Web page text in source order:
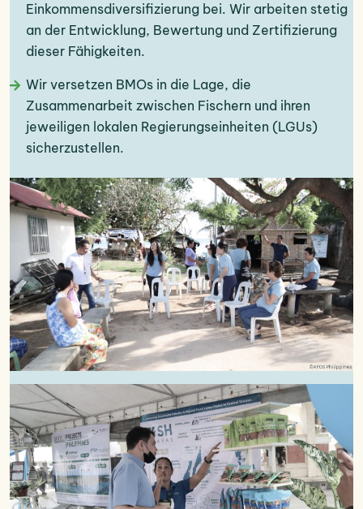
Einkommensdiversifizierung bei. Wir arbeiten stetig
an der Entwicklung, Bewertung und Zertifizierung
dieser Fähigkeiten.
Wir versetzen BMOs in die Lage, die
Zusammenarbeit zwischen Fischern und ihren
jeweiligen lokalen Regierungseinheiten (LGUs)
sicherzustellen.